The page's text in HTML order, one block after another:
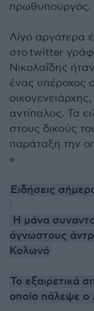
πρωθυπουργός.
Λίγο αργότερα
στο twitter
Νικολαΐδης
ένας υπέροχος
αντίπαλος. Τα
στους δικούς
παράταξη την
»
Ειδήσεις
Η μάνα
άγνωστους
Κολωνό
Το εξαιρετικά
οποίο πάλεψε ο